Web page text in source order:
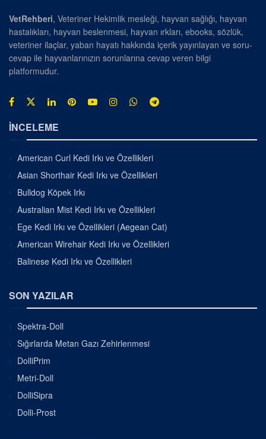
VetRehberi, Veteriner Hekimlik mesleği, hayvan sağlığı, hayvan
hastalıkları, hayvan beslenmesi, hayvan ırkları, ebooks, sözlük,
veteriner ilaçlar, yaban hayatı hakkında içerik yayınlayan ve soru-
cevap ile hayvanlarınızın sorunlarına cevap veren bilgi
platformudur.
İNCELEME
American Curl Kedi Irkı ve Özellikleri
Asian Shorthair Kedi Irkı ve Özellikleri
Bulldog Köpek Irkı
Australian Mist Kedi Irkı ve Özellikleri
Ege Kedi Irkı ve Özellikleri (Aegean Cat)
American Wirehair Kedi Irkı ve Özellikleri
Balinese Kedi Irkı ve Özellikleri
SON YAZILAR
Spektra-Doll
Sığırlarda Metan Gazı Zehirlenmesi
DolliPrim
Metri-Doll
DolliSipra
Dolli-Prost